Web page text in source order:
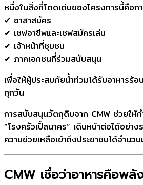
หนึ่งในสิ่งที่โดดเด่นของโครงการนี้คือ
✔ อาสาสมัคร
✔ เชฟอาชีพและเชฟสมัครเล่น
✔ เจ้าหน้าที่ชุมชน
✔ ภาคเอกชนที่ร่วมสนับสนุน
เพื่อให้ผู้ประสบภัยน้ำท่วมได้รับอาหารร้
ทุกวัน
การสนับสนุนวัตถุดิบจาก CMW ช่วยให้
“โรงครัวเปิ้ลนาคร” เดินหน้าต่อได้อย่า
ความช่วยเหลือเข้าถึงประชาชนได้จำนว
CMW เชื่อว่าอาหารคือพลั